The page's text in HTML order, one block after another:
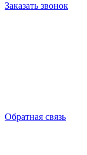
Заказать звонок
Обратная связь